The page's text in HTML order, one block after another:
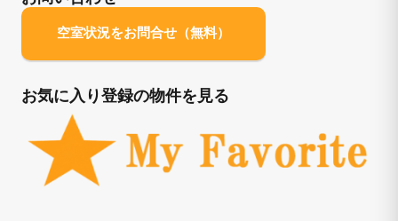
空室状況をお問合せ（無料）
お気に入り登録の物件を見る